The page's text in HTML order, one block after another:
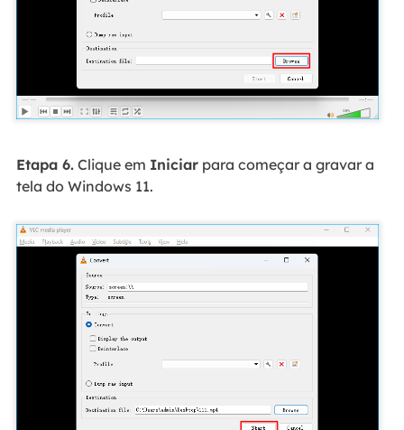
Etapa 6.Clique em Iniciarpara começar a gravar a
tela do Windows 11.